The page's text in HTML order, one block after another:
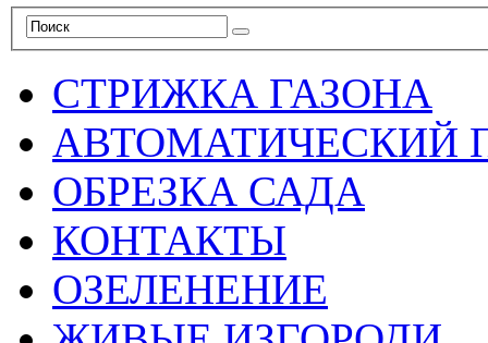
СТРИЖКА ГАЗОНА
АВТОМАТИЧЕСКИЙ
ОБРЕЗКА САДА
КОНТАКТЫ
ОЗЕЛЕНЕНИЕ